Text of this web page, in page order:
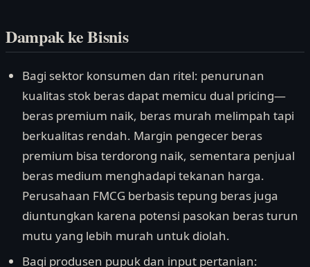
Dampak ke Bisnis
Bagi sektor konsumen dan ritel: penurunan
kualitas stok beras dapat memicu dual pricing—
beras premium naik, beras murah melimpah tapi
berkualitas rendah. Margin pengecer beras
premium bisa terdorong naik, sementara penjual
beras medium menghadapi tekanan harga.
Perusahaan FMCG berbasis tepung beras juga
diuntungkan karena potensi pasokan beras turun
mutu yang lebih murah untuk diolah.
Bagi produsen pupuk dan input pertanian: